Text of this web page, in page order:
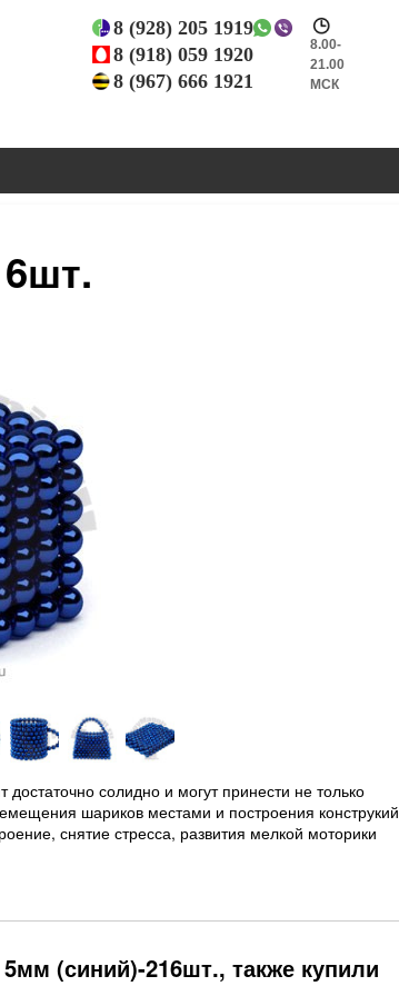
8 (928) 205 1919
8 (918) 059 1920
8 (967) 666 1921
8.00-
21.00
МСК
солидно и могут принести не только
шариков местами и построения конструкий
снятие стресса, развития мелкой моторики
(синий)-216шт., также купили